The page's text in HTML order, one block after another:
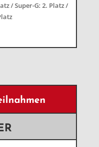
/ Super-G: 2. Platz /